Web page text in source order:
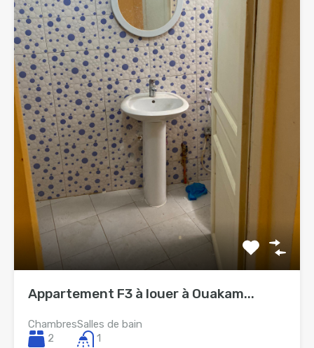
Appartement F3 à louer à Ouakam...
Chambres
2
Salles de bain
1